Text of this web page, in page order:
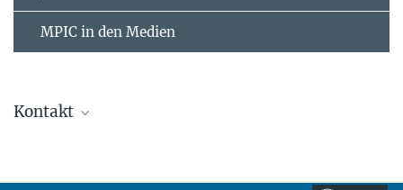
MPIC in den Medien
Kontakt